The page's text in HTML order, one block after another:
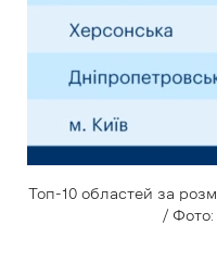
Топ-10 областей за
/ Фото: